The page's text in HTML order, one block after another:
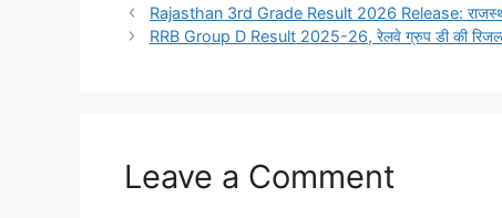
Rajasthan 3rd Grade Result 2026 Release:
RRB Group D Result 2025-26, रेलवे ग्रुप डी की रिजल्ट
Leave a Comment